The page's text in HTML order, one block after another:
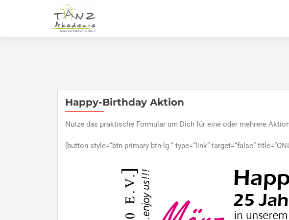
Happy-Birthday Aktion
Nutze das praktische Formular um Dich für eine oder mehrere
[button style=“btn-primary btn-lg “ type=“link“ target=“false“